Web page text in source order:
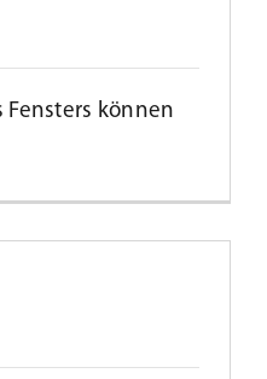
Fensters können